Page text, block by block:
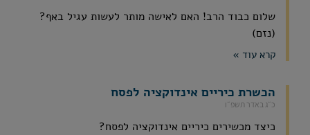
שלום כבוד הרב! האם לאישה מותר לעשות עגיל באף?
(נזם)
קרא עוד »
הכשרת כיריים אינדוקציה לפסח
כ״ג באדר תשפ״ו
כיצד מכשירים כיריים אינדוקציה לפסח?